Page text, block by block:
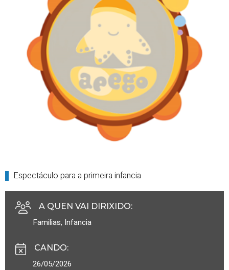
Espectáculo para a primeira infancia
A QUEN VAI DIRIXIDO:
Familias, Infancia
CANDO:
26/05/2026